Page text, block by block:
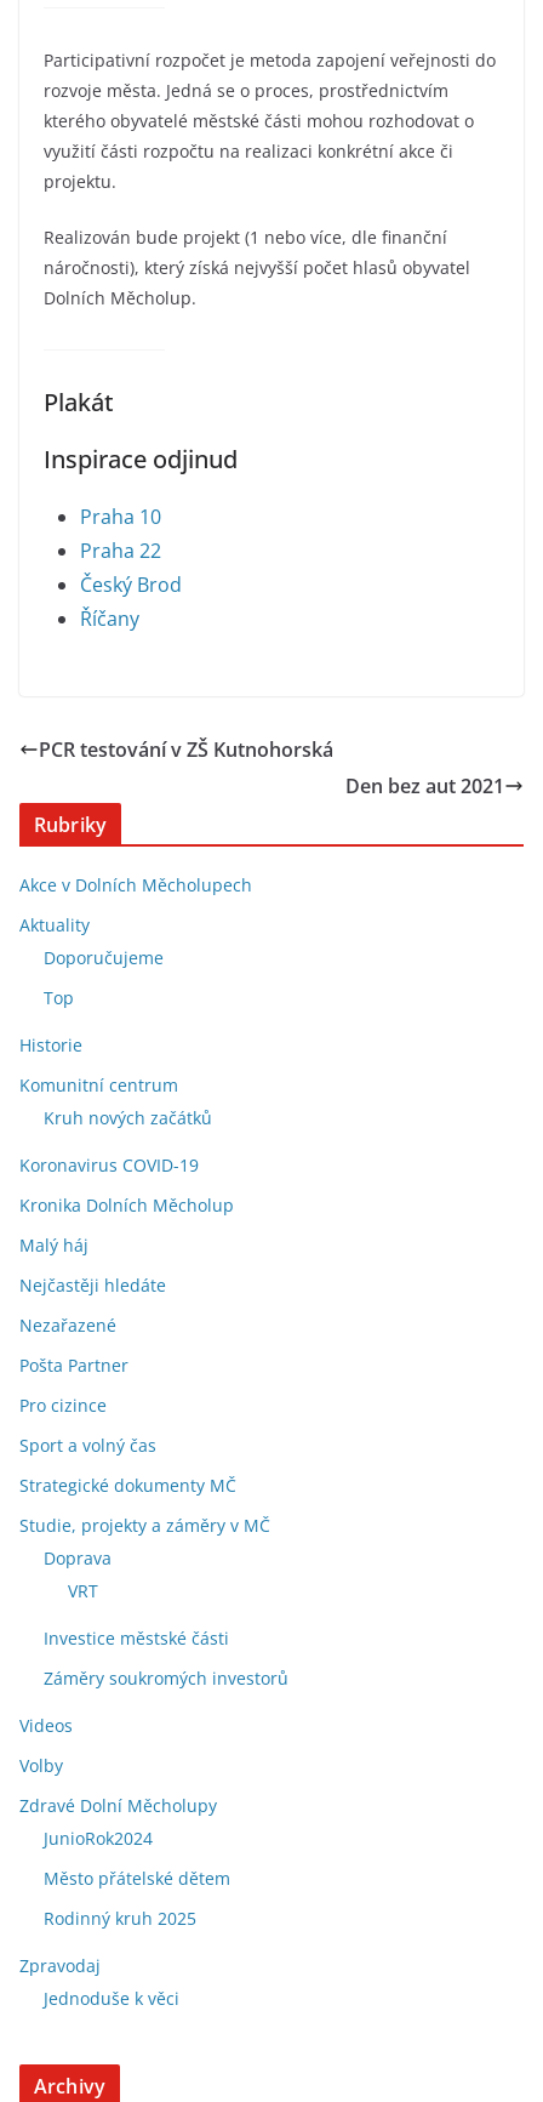
Participativní rozpočet je metoda zapojení veřejnosti do
rozvoje města. Jedná se o proces, prostřednictvím
kterého obyvatelé městské části mohou rozhodovat o
využití části rozpočtu na realizaci konkrétní akce či
projektu.
Realizován bude projekt (1 nebo více, dle finanční
náročnosti), který získá nejvyšší počet hlasů obyvatel
Dolních Měcholup.
Plakát
Inspirace odjinud
Praha 10
Praha 22
Český Brod
Říčany
PCR testování v ZŠ Kutnohorská
Den bez aut 2021
Rubriky
Akce v Dolních Měcholupech
Aktuality
Doporučujeme
Top
Historie
Komunitní centrum
Kruh nových začátků
Koronavirus COVID-19
Kronika Dolních Měcholup
Malý háj
Nejčastěji hledáte
Nezařazené
Pošta Partner
Pro cizince
Sport a volný čas
Strategické dokumenty MČ
Studie, projekty a záměry v MČ
Doprava
VRT
Investice městské části
Záměry soukromých investorů
Videos
Volby
Zdravé Dolní Měcholupy
JunioRok2024
Město přátelské dětem
Rodinný kruh 2025
Zpravodaj
Jednoduše k věci
Archivy